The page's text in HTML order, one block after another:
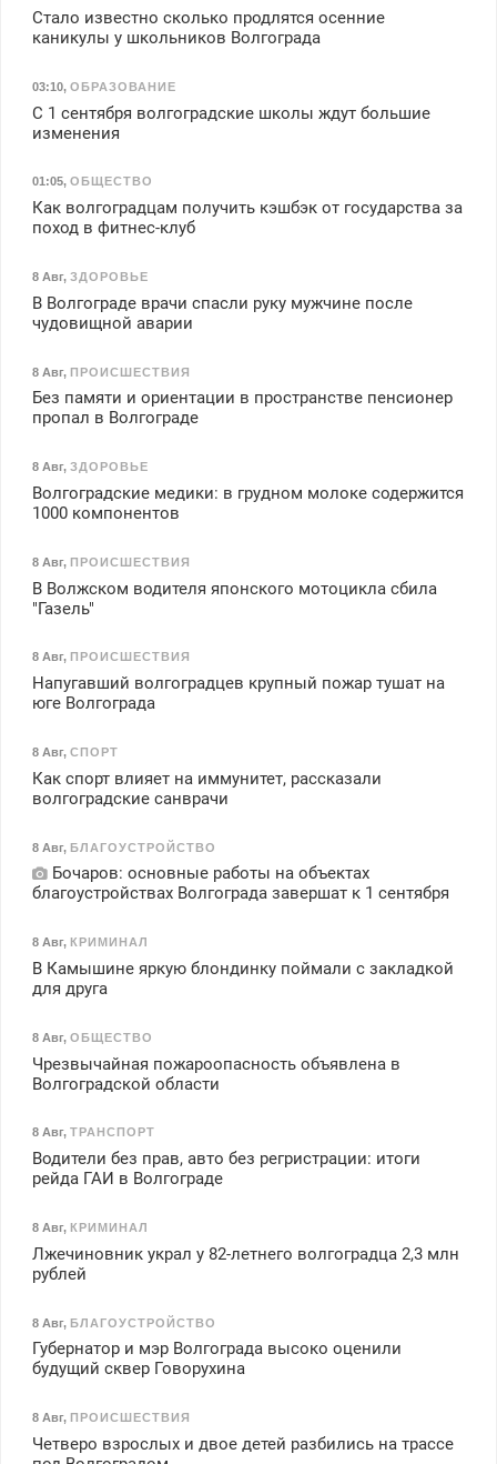
Стало известно сколько продлятся осенние
каникулы у школьников Волгограда
03:10, ОБРАЗОВАНИЕ
С 1 сентября волгоградские школы ждут большие
изменения
01:05, ОБЩЕСТВО
Как волгоградцам получить кэшбэк от государства за
поход в фитнес-клуб
8 Авг, ЗДОРОВЬЕ
В Волгограде врачи спасли руку мужчине после
чудовищной аварии
8 Авг, ПРОИСШЕСТВИЯ
Без памяти и ориентации в пространстве пенсионер
пропал в Волгограде
8 Авг, ЗДОРОВЬЕ
Волгоградские медики: в грудном молоке содержится
1000 компонентов
8 Авг, ПРОИСШЕСТВИЯ
В Волжском водителя японского мотоцикла сбила
"Газель"
8 Авг, ПРОИСШЕСТВИЯ
Напугавший волгоградцев крупный пожар тушат на
юге Волгограда
8 Авг, СПОРТ
Как спорт влияет на иммунитет, рассказали
волгоградские санврачи
8 Авг, БЛАГОУСТРОЙСТВО
Бочаров: основные работы на объектах
благоустройствах Волгограда завершат к 1 сентября
8 Авг, КРИМИНАЛ
В Камышине яркую блондинку поймали с закладкой
для друга
8 Авг, ОБЩЕСТВО
Чрезвычайная пожароопасность объявлена в
Волгоградской области
8 Авг, ТРАНСПОРТ
Водители без прав, авто без регристрации: итоги
рейда ГАИ в Волгограде
8 Авг, КРИМИНАЛ
Лжечиновник украл у 82-летнего волгоградца 2,3 млн
рублей
8 Авг, БЛАГОУСТРОЙСТВО
Губернатор и мэр Волгограда высоко оценили
будущий сквер Говорухина
8 Авг, ПРОИСШЕСТВИЯ
Четверо взрослых и двое детей разбились на трассе